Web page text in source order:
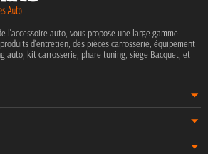
l'accessoire auto, vous propose une large gamme
d'entretien, des pièces carrosserie, équipement
auto, kit carrosserie, phare tuning, siège Bacquet, et